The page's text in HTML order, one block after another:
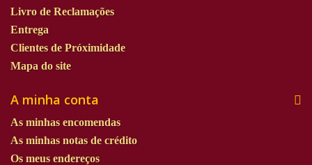
Livro de Reclamações
Entrega
Clientes de Próximidade
Mapa do site
A minha conta
As minhas encomendas
As minhas notas de crédito
Os meus endereços